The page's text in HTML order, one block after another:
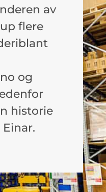
av
flere
og
historie